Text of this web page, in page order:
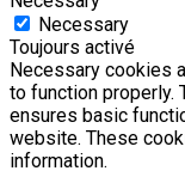
Necessary
Toujours activé
Necessary cookies
to function properly.
ensures basic
website. These
information.